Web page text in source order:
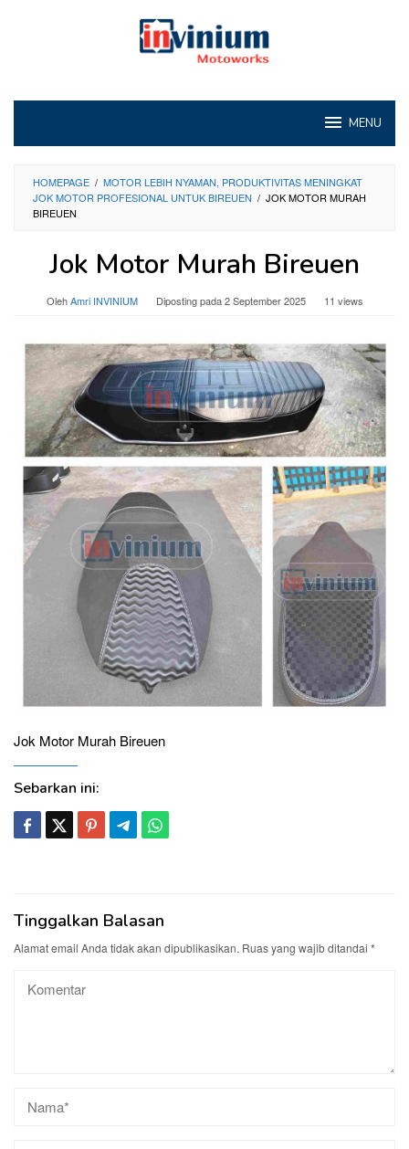
MENU
HOMEPAGE / MOTOR LEBIH NYAMAN, PRODUKTIVITAS MENINGKAT
JOK MOTOR PROFESIONAL UNTUK BIREUEN / JOK MOTOR MURAH
BIREUEN
Jok Motor Murah Bireuen
OlehAmri INVINIUM Diposting pada2 September 2025 11 views
Jok Motor Murah Bireuen
Sebarkan ini:
Tinggalkan Balasan
Alamat email Anda tidak akan dipublikasikan. Ruas yang wajib ditandai *